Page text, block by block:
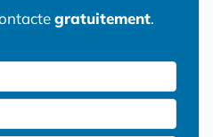
gratuitement.